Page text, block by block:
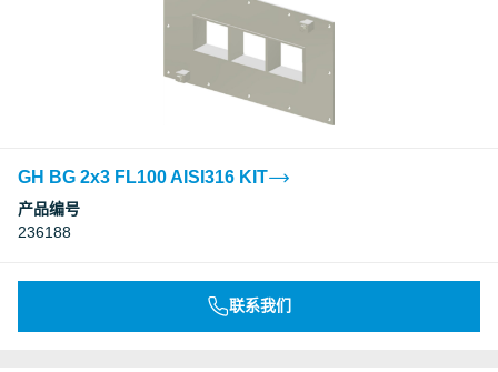
GH BG 2x3 FL100 AISI316 KIT
产品编号
236188
联系我们